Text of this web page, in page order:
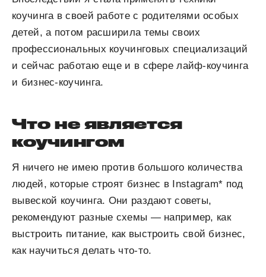
коучинга в своей работе с родителями особых
детей, а потом расширила темы своих
профессиональных коучинговых специализаций
и сейчас работаю еще и в сфере лайф-коучинга
и бизнес-коучинга.
Что не является
коучингом
Я ничего не имею против большого количества
людей, которые строят бизнес в Instagram* под
вывеской коучинга. Они раздают советы,
рекомендуют разные схемы — например, как
выстроить питание, как выстроить свой бизнес,
как научиться делать что-то.